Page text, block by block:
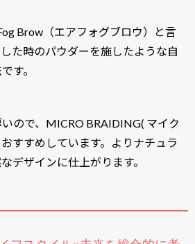
Brow（エアフォグブロウ）と言
た時のパウダーを施したような自
す。
ので、MICRO BRAIDING( マイク
すすめしています。よりナチュラ
デザインに仕上がります。